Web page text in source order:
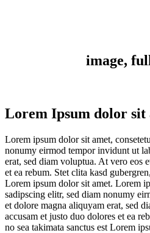
image,
Lorem Ipsum dolor sit
Lorem ipsum dolor sit amet,
nonumy eirmod tempor invidunt ut
erat, sed diam voluptua. At vero eos
et ea rebum. Stet clita kasd
Lorem ipsum dolor sit amet. Lorem
sadipscing elitr, sed diam nonumy
et dolore magna aliquyam erat, sed
accusam et justo duo dolores et ea
no sea takimata sanctus est Lorem